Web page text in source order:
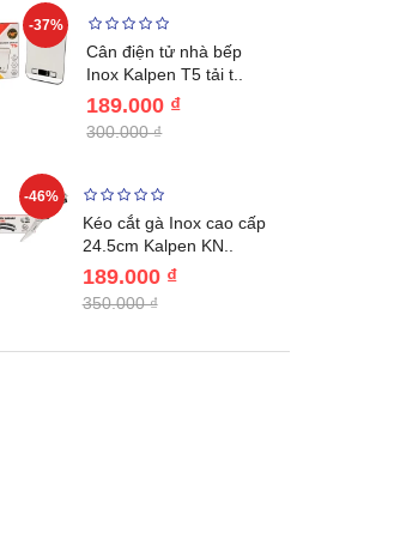
-37%
Cân điện tử nhà bếp
Inox Kalpen T5 tải t..
189.000 ₫
300.000 ₫
-46%
Kéo cắt gà Inox cao cấp
24.5cm Kalpen KN..
189.000 ₫
350.000 ₫